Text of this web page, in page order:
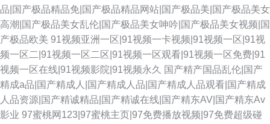
品|国产极品精品免|国产极品精品网站|国产极品美|国产极品美女
高潮|国产极品美女乱伦|国产极品美女呻吟|国产极品美女视频|国
产极品欧美 91视频亚洲一区|91视频一卡视频|91视频一区|91视
频一区二|91视频一区二区|91视频一区观看|91视频一区免费|91
视频一区在线|91视频影院|91视频永久 国产精产国品乱伦|国产
精成a品|国产精成人|国产精成人品|国产精成人品观看|国产精成
人品资源|国产精诚精品|国产精诚在线|国产精东AV|国产精东Av
影业 97蜜桃网123|97蜜桃主页|97免费播放视频|97免费超级碰